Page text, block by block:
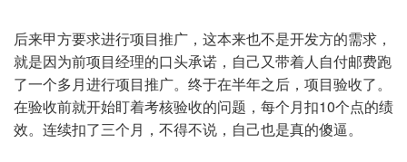
后来甲方要求进行项目推广，这本来也不是开发方的需求，
就是因为前项目经理的口头承诺，自己又带着人自付邮费跑
了一个多月进行项目推广。终于在半年之后，项目验收了。
在验收前就开始盯着考核验收的问题，每个月扣10个点的绩
效。连续扣了三个月，不得不说，自己也是真的傻逼。